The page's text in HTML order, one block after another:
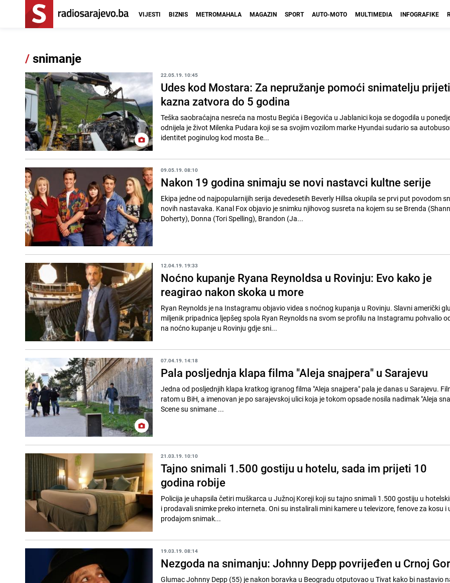
VIJESTI BIZNIS METROMAHALA MAGAZIN SPORT AUTO-MOTO MULTIMEDIA INFOGRAFIKE
/snimanje
22.05.19. 10:45
Udes kod Mostara: Za nepružanje pomoći snimatelju prijeti
kazna zatvora do 5 godina
Teška saobraćajna nesreća na mostu Begića i Begovića u Jablanici koja se dogodila u
odnijela je život Milenka Pudara koji se sa svojim vozilom marke Hyundai sudario sa autobusom.
identitet poginulog kod mosta Be...
09.05.19. 08:10
Nakon 19 godina snimaju se novi nastavci kultne serije
Ekipa jedne od najpopularnijih serija devedesetih Beverly Hillsa okupila se prvi put povodom
novih nastavaka. Kanal Fox objavio je snimku njihovog susreta na kojem su se Brenda
Doherty), Donna (Tori Spelling), Brandon (Ja...
12.04.19. 19:33
Noćno kupanje Ryana Reynoldsa u Rovinju: Evo kako je
reagirao nakon skoka u more
Ryan Reynolds je na Instagramu objavio videa s noćnog kupanja u Rovinju. Slavni američki
miljenik pripadnica ljepšeg spola Ryan Reynolds na svom se profilu na Instagramu pohvalio
na noćno kupanje u Rovinju gdje sni...
07.04.19. 14:18
Pala posljednja klapa filma "Aleja snajpera" u Sarajevu
Jedna od posljednjih klapa kratkog igranog filma "Aleja snajpera" pala je danas u Sarajevu.
ratom u BiH, a imenovan je po sarajevskoj ulici koja je tokom opsade nosila nadimak "Aleja
Scene su snimane ...
21.03.19. 10:10
Tajno snimali 1.500 gostiju u hotelu, sada im prijeti 10
godina robije
Policija je uhapsila četiri muškarca u Južnoj Koreji koji su tajno snimali 1.500 gostiju u
i prodavali snimke preko interneta. Oni su instalirali mini kamere u televizore, fenove za kosu i
prodajom snimak...
19.03.19. 08:14
Nezgoda na snimanju: Johnny Depp povrijeđen u Crnoj
Glumac Johnny Depp (55) je nakon boravka u Beogradu otputovao u Tivat kako bi nastavio